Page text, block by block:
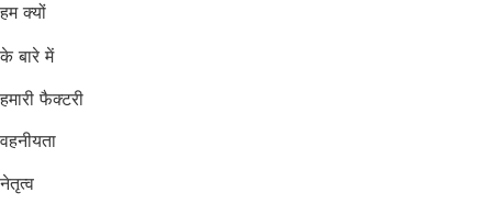
हम क्यों
के बारे में
हमारी फैक्टरी
वहनीयता
नेतृत्व